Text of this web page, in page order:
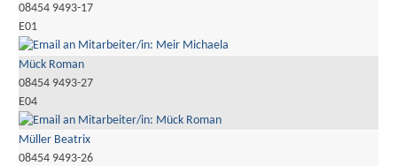
08454 9493-17
E01
Mück Roman
08454 9493-27
E04
Müller Beatrix
08454 9493-26